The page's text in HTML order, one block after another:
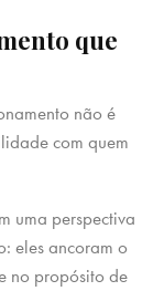
que
não é
com quem
uma perspectiva
eles ancoram o
no propósito de